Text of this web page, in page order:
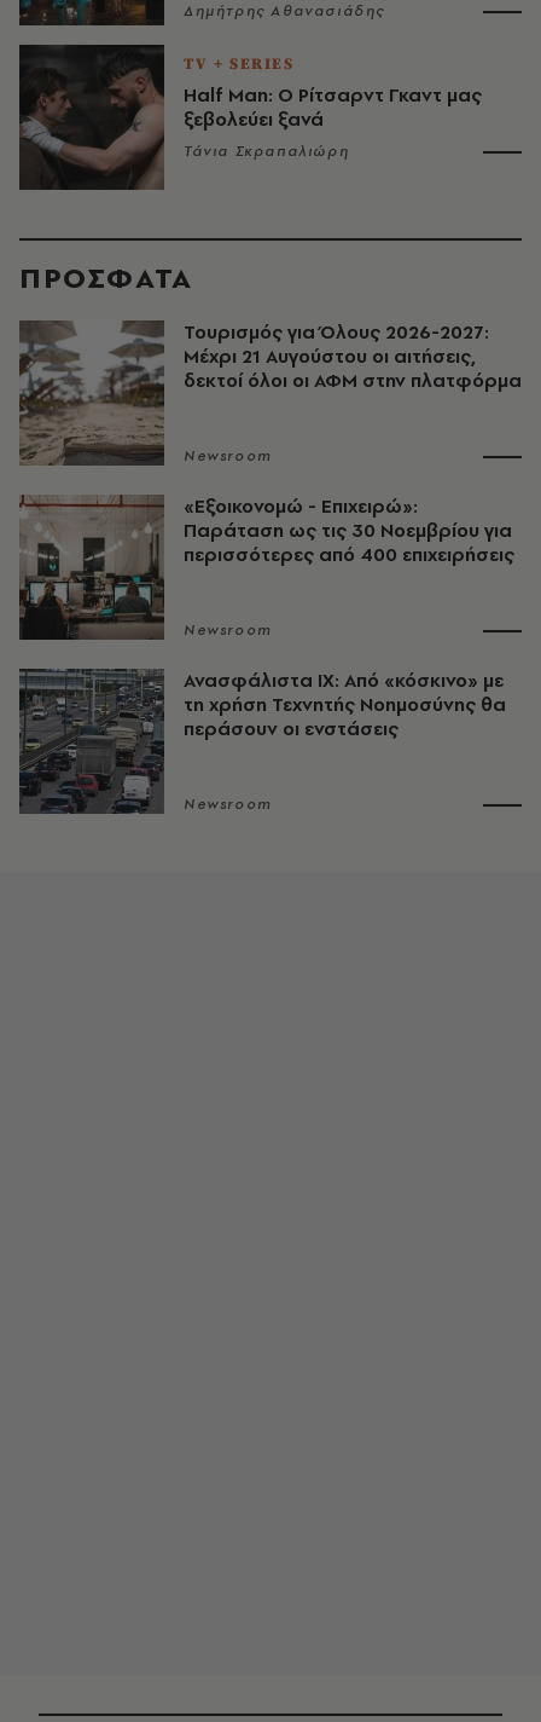
Δημήτρης Αθανασιάδης
TV + SERIES
Half Man: Ο Ρίτσαρντ Γκαντ μας
ξεβολεύει ξανά
Τάνια Σκραπαλιώρη
ΠΡΟΣΦΑΤΑ
Τουρισμός για Όλους 2026-2027:
Μέχρι 21 Αυγούστου οι αιτήσεις,
δεκτοί όλοι οι ΑΦΜ στην πλατφόρμα
Newsroom
«Εξοικονομώ - Επιχειρώ»:
Παράταση ως τις 30 Νοεμβρίου για
περισσότερες από 400 επιχειρήσεις
Newsroom
Ανασφάλιστα ΙΧ: Από «κόσκινο» με
τη χρήση Τεχνητής Νοημοσύνης θα
περάσουν οι ενστάσεις
Newsroom